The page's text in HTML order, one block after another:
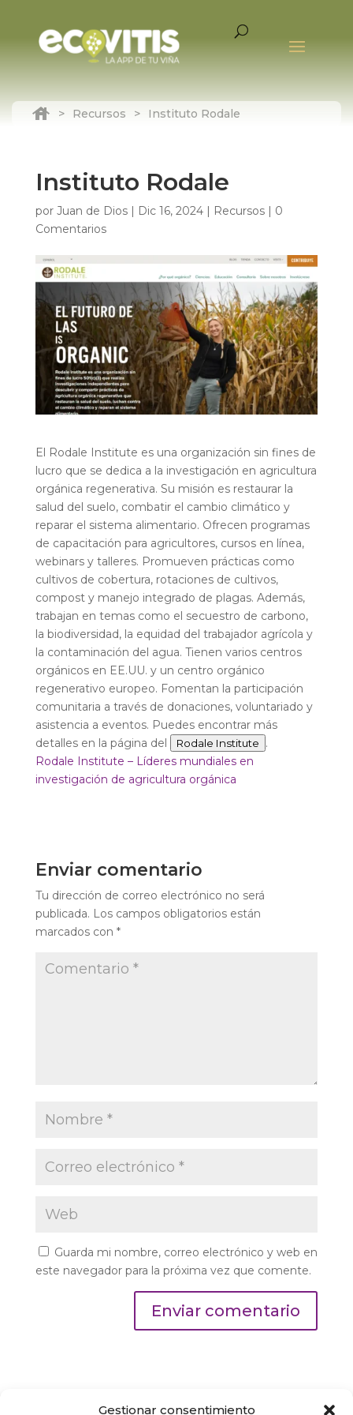
Gestionar consentimiento
> Recursos > Instituto Rodale
Instituto Rodale
por Juan de Dios| Dic 16, 2024| Recursos| 0
Comentarios
El Rodale Institute es una organización sin fines de
lucro que se dedica a la investigación en agricultura
orgánica regenerativa. Su misión es restaurar la
salud del suelo, combatir el cambio climático y
reparar el sistema alimentario. Ofrecen programas
de capacitación para agricultores, cursos en línea,
webinars y talleres. Promueven prácticas como
cultivos de cobertura, rotaciones de cultivos,
compost y manejo integrado de plagas. Además,
trabajan en temas como el secuestro de carbono,
la biodiversidad, la equidad del trabajador agrícola y
la contaminación del agua. Tienen varios centros
orgánicos en EE.UU. y un centro orgánico
regenerativo europeo. Fomentan la participación
comunitaria a través de donaciones, voluntariado y
asistencia a eventos. Puedes encontrar más
detalles en la página del
Rodale Institute
.
Rodale Institute – Líderes mundiales en
investigación de agricultura orgánica
Enviar comentario
Tu dirección de correo electrónico no será
publicada. Los campos obligatorios están
marcados con *
Guarda mi nombre, correo electrónico y web en
este navegador para la próxima vez que comente.